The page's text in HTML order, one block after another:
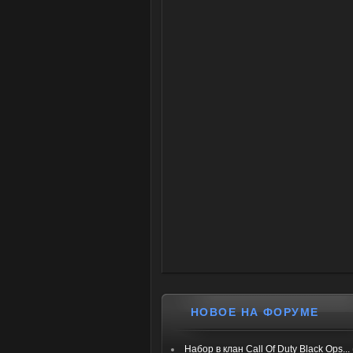
НОВОЕ НА ФОРУМЕ
Набор в клан Call Of Duty Black Ops...